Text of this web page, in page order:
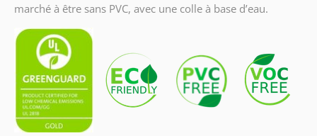
marché à être sans PVC, avec une colle à base d’eau.